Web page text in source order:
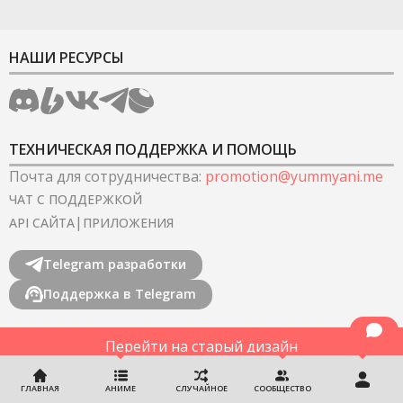
ГЛАВНАЯ АНИМЕ СЛУЧАЙНОЕ СООБЩЕСТВО
НАШИ РЕСУРСЫ
ТЕХНИЧЕСКАЯ ПОДДЕРЖКА И ПОМОЩЬ
Почта для сотрудничества: promotion@yummyani.me
ЧАТ С ПОДДЕРЖКОЙ
API САЙТА| ПРИЛОЖЕНИЯ
Telegram разработки
Поддержка в Telegram
Перейти на старый дизайн
©2022-2026YummyAnime.Все права защищены